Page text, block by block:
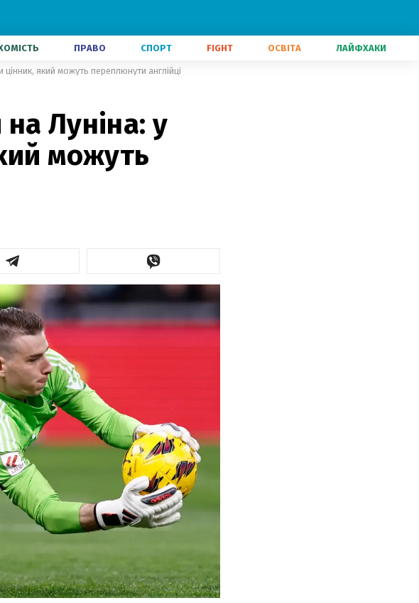
ПРАВО СПОРТ FIGHT ОСВІТА ЛАЙФХАКИ
цінник, який можуть переплюнути англійці
Луніна: у
можуть